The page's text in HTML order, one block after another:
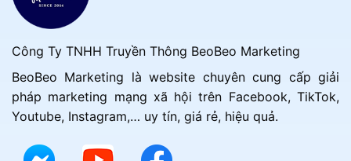
Công Ty TNHH Truyền Thông BeoBeo Marketing
BeoBeo Marketing là website chuyên cung cấp giải
pháp marketing mạng xã hội trên Facebook, TikTok,
Youtube, Instagram,… uy tín, giá rẻ, hiệu quả.